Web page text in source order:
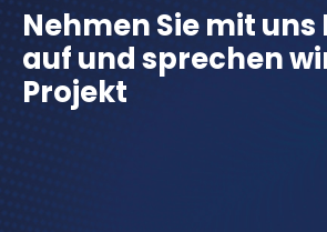
Nehmen Sie mit
auf und sprechen
Projekt